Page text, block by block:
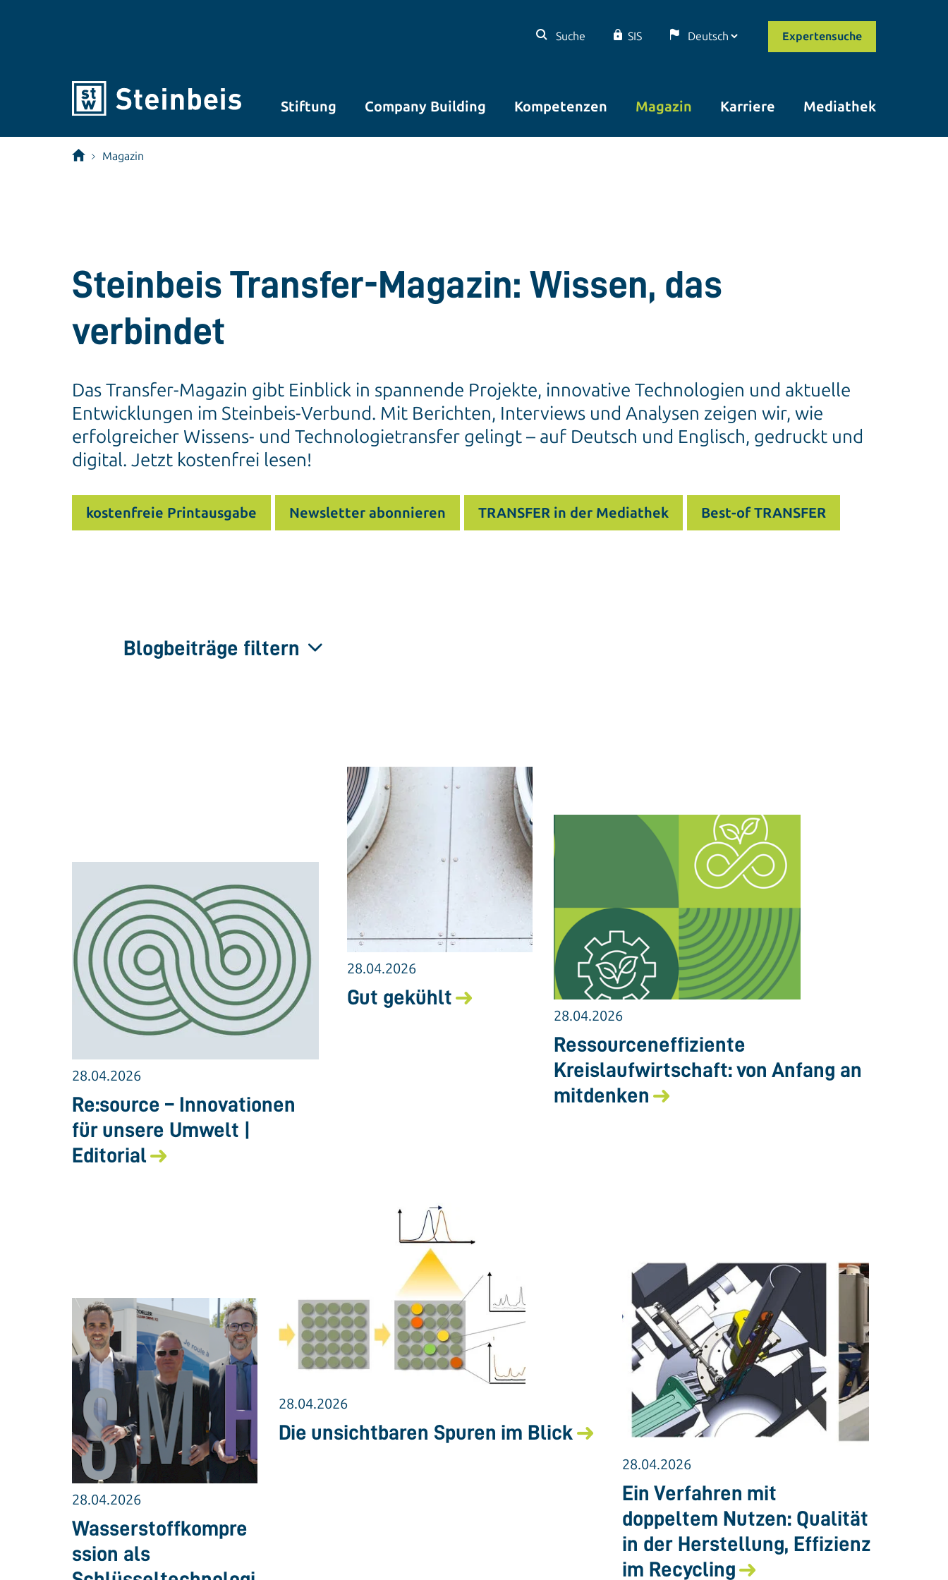
Suche SIS Expertensuche
Stiftung Company Building Kompetenzen Magazin Karriere Mediathek
Magazin
Steinbeis Transfer-Magazin: Wissen, das
verbindet
Das Transfer-Magazin gibt Einblick in spannende Projekte, innovative Technologien und aktuelle
Entwicklungen im Steinbeis-Verbund. Mit Berichten, Interviews und Analysen zeigen wir, wie
erfolgreicher Wissens- und Technologietransfer gelingt – auf Deutsch und Englisch, gedruckt und
digital. Jetzt kostenfrei lesen!
kostenfreie Printausgabe Newsletter abonnieren TRANSFER in der Mediathek Best-of TRANSFER
Blogbeiträge filtern
28.04.2026
Re:source – Innovationen
für unsere Umwelt |
Editorial
28.04.2026
Gut gekühlt
28.04.2026
Ressourceneffiziente
Kreislaufwirtschaft: von Anfang an
mitdenken
28.04.2026
Wasserstoffkompre
ssion als
28.04.2026
Die unsichtbaren Spuren im Blick
28.04.2026
Ein Verfahren mit
doppeltem Nutzen: Qualität
in der Herstellung, Effizienz
im Recycling